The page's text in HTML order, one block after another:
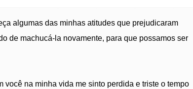
algumas das minhas atitudes que prejudicaram
de machucá-la novamente, para que possamos ser
você na minha vida me sinto perdida e triste o tempo